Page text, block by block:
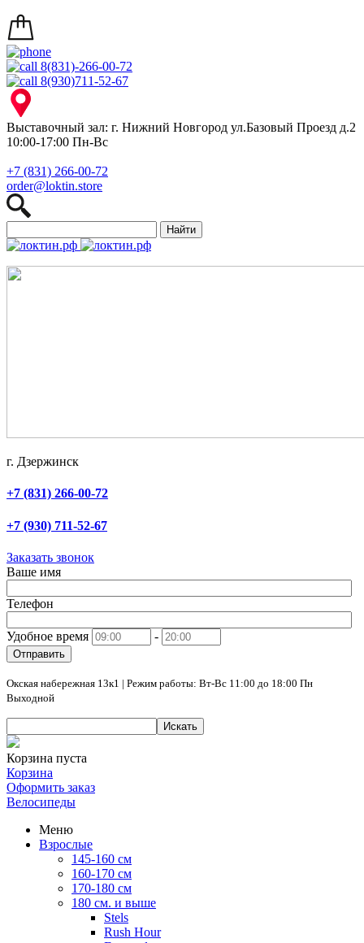
8(831)-266-00-72
8(930)711-52-67
Выставочный зал: г. Нижний Новгород ул.Базовый Проезд д.2
10:00-17:00 Пн-Вс
+7 (831) 266-00-72
order@loktin.store
Найти
г. Дзержинск
+7 (831) 266-00-72
+7 (930) 711-52-67
Заказать звонок
Ваше имя
Телефон
Удобное время -
Отправить
Окская набережная 13к1 | Режим работы: Вт-Вс 11:00 до 18:00 Пн
Выходной
Искать
Корзина пуста
Корзина
Оформить заказ
Велосипеды
Меню
Взрослые
145-160 см
160-170 см
170-180 см
180 см. и выше
Stels
Rush Hour